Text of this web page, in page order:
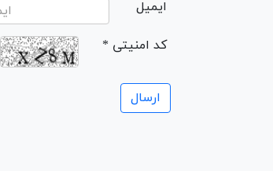
ایمیل
* کد امنیتی